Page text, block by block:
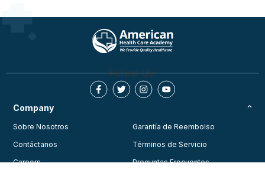
Follow Us:
Company
Sobre Nosotros
Contáctanos
Careers
Garantía de Reembolso
Términos de Servicio
Preguntas Frecuentes